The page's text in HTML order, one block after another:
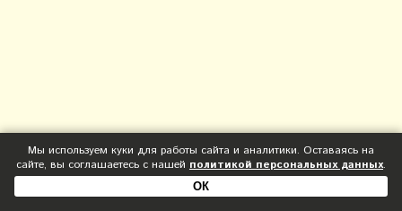
Мы используем куки для работы сайта и аналитики. Оставаясь на
сайте, вы соглашаетесь с нашей политикой персональных данных.
ОК